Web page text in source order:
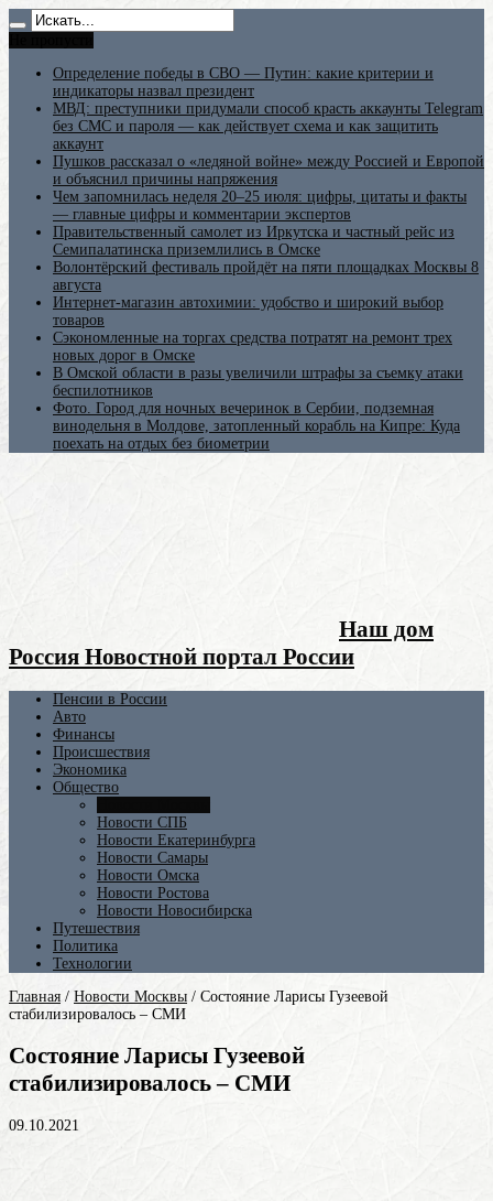
Определение победы в СВО — Путин: какие критерии и
индикаторы назвал президент
МВД: преступники придумали способ красть аккаунты Telegram
без СМС и пароля — как действует схема и как защитить
аккаунт
Пушков рассказал о «ледяной войне» между Россией и Европой
и объяснил причины напряжения
Чем запомнилась неделя 20–25 июля: цифры, цитаты и факты
— главные цифры и комментарии экспертов
Правительственный самолет из Иркутска и частный рейс из
Семипалатинска приземлились в Омске
Волонтёрский фестиваль пройдёт на пяти площадках Москвы 8
августа
Интернет-магазин автохимии: удобство и широкий выбор
товаров
Сэкономленные на торгах средства потратят на ремонт трех
новых дорог в Омске
В Омской области в разы увеличили штрафы за съемку атаки
беспилотников
Фото. Город для ночных вечеринок в Сербии, подземная
винодельня в Молдове, затопленный корабль на Кипре: Куда
поехать на отдых без биометрии
Наш дом
Россия Новостной портал России
Пенсии в России
Авто
Финансы
Происшествия
Экономика
Общество
Новости СПБ
Новости Екатеринбурга
Новости Самары
Новости Омска
Новости Ростова
Новости Новосибирска
Путешествия
Политика
Технологии
Главная / Новости Москвы / Состояние Ларисы Гузеевой
стабилизировалось – СМИ
Состояние Ларисы Гузеевой
стабилизировалось – СМИ
09.10.2021